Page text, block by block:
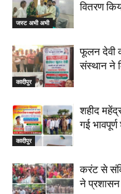
जस्ट अभी अभी
वितरण
कादीपुर
फूलन देवी
संस्थान ने
कादीपुर
शहीद
गई
करंट से
ने प्रशासन